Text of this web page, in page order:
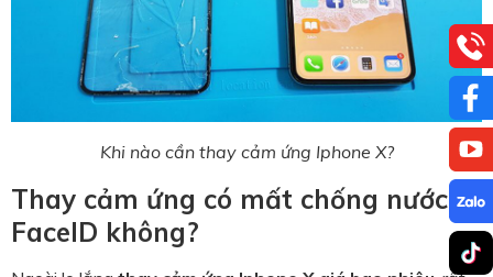
Khi nào cần thay cảm ứng Iphone X?
Thay cảm ứng có mất chống nước,
FaceID không?